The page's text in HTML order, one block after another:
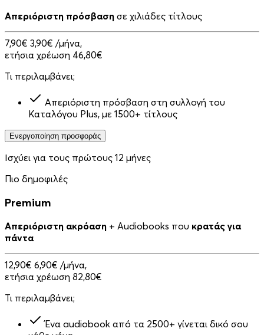
Απεριόριστη πρόσβαση σε χιλιάδες τίτλους
7,90€ 3,90€ /μήνα,
ετήσια χρέωση 46,80€
Τι περιλαμβάνει;
Απεριόριστη πρόσβαση στη συλλογή του
Καταλόγου Plus, με 1500+ τίτλους
Ενεργοποίηση προσφοράς
Ισχύει για τους πρώτους 12 μήνες
Πιο δημοφιλές
Premium
Απεριόριστη ακρόαση + Audiobooks που κρατάς για
πάντα
12,90€ 6,90€ /μήνα,
ετήσια χρέωση 82,80€
Τι περιλαμβάνει;
Ένα audiobook από τα 2500+ γίνεται δικό σου